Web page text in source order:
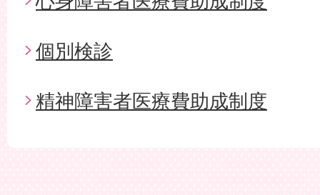
個別検診
精神障害者医療費助成制度